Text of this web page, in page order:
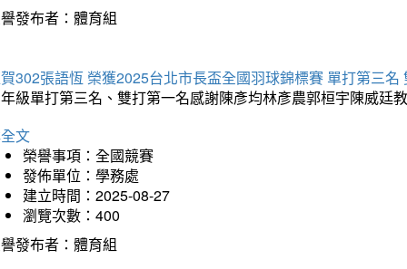
發布者：體育組
302張語恆 榮獲2025台北市長盃全國羽球錦標賽 單打第三名
級單打第三名、雙打第一名感謝陳彥均林彥農郭桓宇陳威廷
文
榮譽事項：全國競賽
發佈單位：學務處
建立時間：2025-08-27
瀏覽次數：400
發布者：體育組